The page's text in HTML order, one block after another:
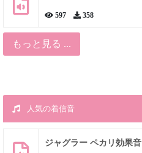
597 358
もっと見る ...
人気の着信音
ジャグラー ペカリ効果音